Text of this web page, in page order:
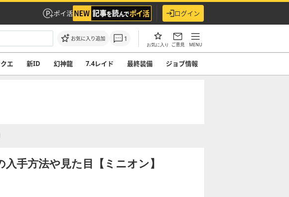
ポイ活 ログイン
お気に入り追加 1
お気に入り ご意見 MENU
エ 新ID 幻神龍 7.4レイド 最終装備 ジョブ情報
入手方法や見た目【ミニオン】